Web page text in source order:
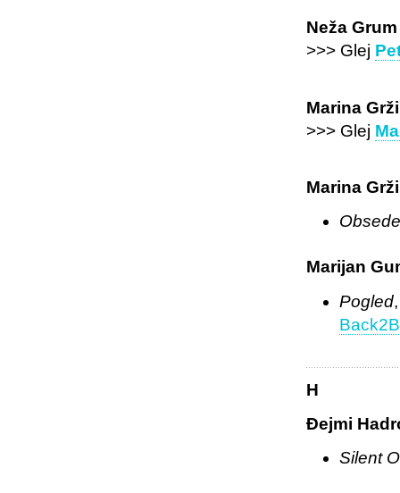
Neža Grum
>>> Glej
Marina
>>> Glej
Marina
Marijan
Pogled
H
Đejmi
Silent